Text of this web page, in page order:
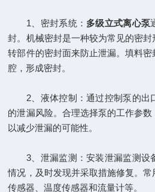
1、密封系统： 多级立式离心泵
封。机械密封是一种较为常见的密
转部件的密封面来防止泄漏。填料密
腔，形成密封。
2、液体控制：通过控制泵的出
的泄漏风险。合理选择泵的工作参
以减少泄漏的可能性。
3、泄漏监测：安装泄漏监测设
情况，及时发现并采取措施修复。
传感器、温度传感器和流量计等。